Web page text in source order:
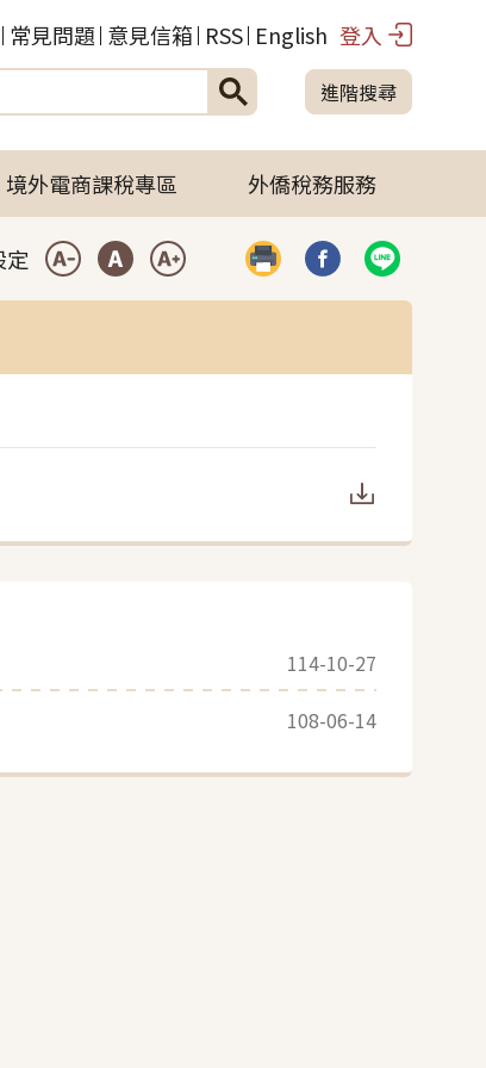
常見問題 意見信箱 RSS English 登入
進階搜尋
境外電商課稅專區 外僑稅務服務
定
小型字中型字大型字 列印 分享到臉書(開啟
分享到
114-10-27
108-06-14